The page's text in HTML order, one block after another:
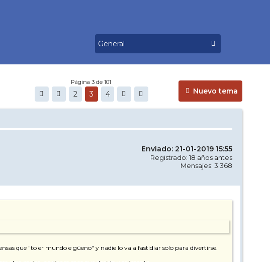
Nuevo tema
Página 3 de 101
2 3 4
Enviado: 21-01-2019 15:55
Registrado: 18 años antes
Mensajes: 3.368
que "to er mundo e güeno" y nadie lo va a fastidiar solo para divertirse.